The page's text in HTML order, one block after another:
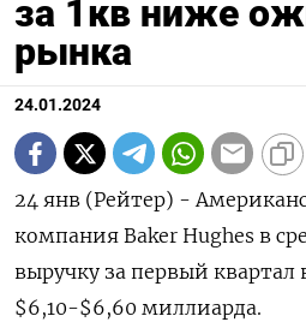
за 1кв ниже
рынка
24.01.2024
24 янв (Рейтер) -
компания Baker Hughes в
выручку за первый квартал
$6,10-$6,60 миллиарда.